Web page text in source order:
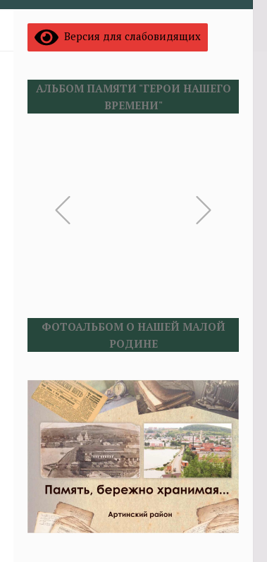
Версия для слабовидящих
АЛЬБОМ ПАМЯТИ "ГЕРОИ НАШЕГО
ВРЕМЕНИ"
ФОТОАЛЬБОМ О НАШЕЙ МАЛОЙ
РОДИНЕ